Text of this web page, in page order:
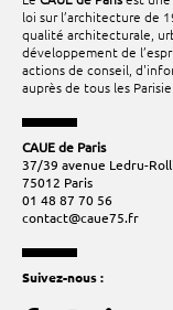
loi sur l’architecture de
qualité architecturale,
développement de
actions de conseil,
auprès de tous les
CAUE de Paris
37/39 avenue Ledru-
75012 Paris
01 48 87 70 56
contact@caue75.fr
Suivez-nous :